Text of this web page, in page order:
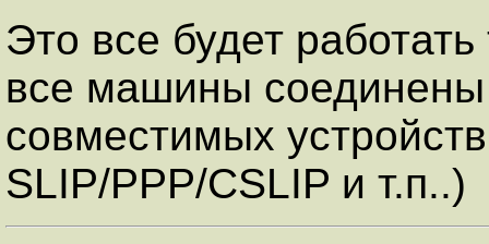
Это все будет
все машины
совместимых
SLIP/PPP/CSLIP и т.п..)